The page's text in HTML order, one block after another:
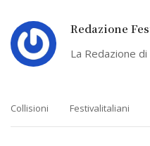
Redazione
La Redazione
Collisioni Festivalitaliani